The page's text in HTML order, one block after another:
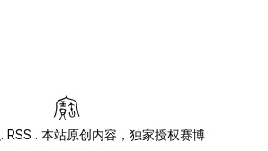
. RSS . 本站原创内容，独家授权赛博